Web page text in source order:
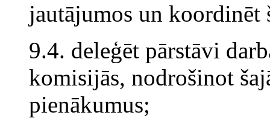
jautājumos un
9.4. deleģēt pārstāvi
komisijās, nodrošinot
pienākumus;